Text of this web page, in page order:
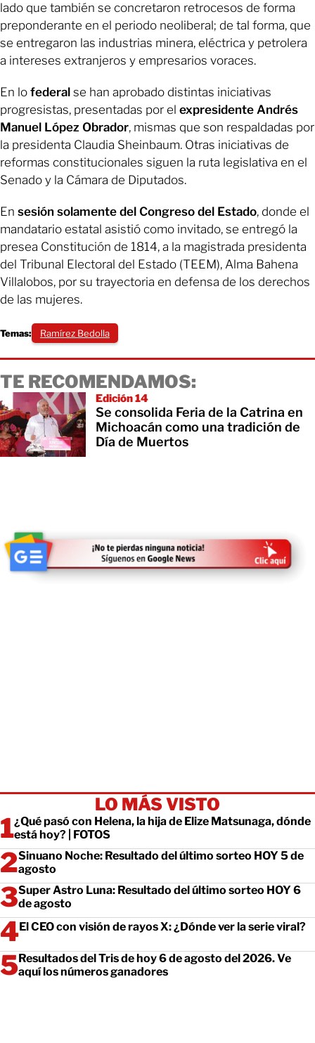
lado que también se concretaron retrocesos de forma
preponderante en el periodo neoliberal; de tal forma, que
se entregaron las industrias minera, eléctrica y petrolera
a intereses extranjeros y empresarios voraces.
En lo federal se han aprobado distintas iniciativas
progresistas, presentadas por el expresidente Andrés
Manuel López Obrador, mismas que son respaldadas por
la presidenta Claudia Sheinbaum. Otras iniciativas de
reformas constitucionales siguen la ruta legislativa en el
Senado y la Cámara de Diputados.
En sesión solamente del Congreso del Estado, donde el
mandatario estatal asistió como invitado, se entregó la
presea Constitución de 1814, a la magistrada presidenta
del Tribunal Electoral del Estado (TEEM), Alma Bahena
Villalobos, por su trayectoria en defensa de los derechos
de las mujeres.
Temas: Ramírez Bedolla
TE RECOMENDAMOS:
Edición 14
Se consolida Feria de la Catrina en
Michoacán como una tradición de
Día de Muertos
LO MÁS VISTO
¿Qué pasó con Helena, la hija de Elize Matsunaga, dónde
está hoy? | FOTOS
Sinuano Noche: Resultado del último sorteo HOY 5 de
agosto
Super Astro Luna: Resultado del último sorteo HOY 6
de agosto
El CEO con visión de rayos X: ¿Dónde ver la serie viral?
Resultados del Tris de hoy 6 de agosto del 2026. Ve
aquí los números ganadores